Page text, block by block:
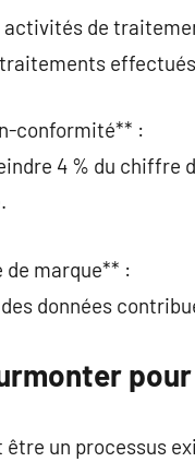
activités de
conformité** :
4 % du chiffre
de marque** :
données
être un processus